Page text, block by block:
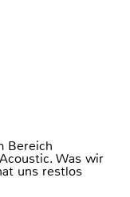
Bereich
Was wir
uns restlos